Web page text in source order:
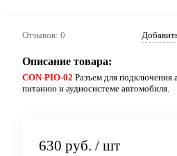
Отзывов: 0
Описание товара:
CON-PIO-02 Разъем для подключения
питанию и аудиосистеме автомобиля.
630 руб. / шт